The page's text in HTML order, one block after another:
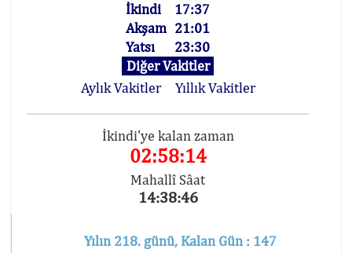
İkindi
17:37
Akşam 21:01
Yatsı
23:30
Diğer Vakitler
Aylık Vakitler
Yıllık Vakitler
İkindi'ye kalan zaman
02:58:14
Mahallî Sâat
14:38:46
Yılın 218. günü, Kalan Gün : 147